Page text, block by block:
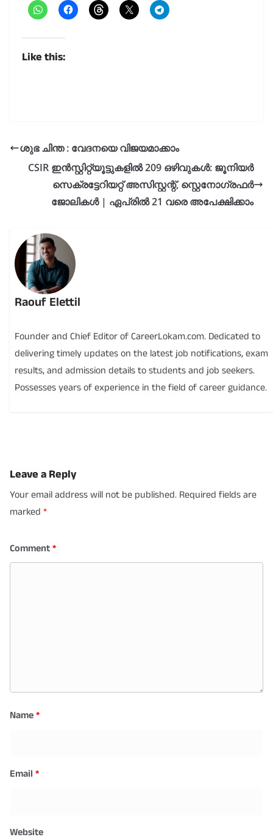
Like this:
ശുഭ ചിന്ത : വേദനയെ വിജയമാക്കാം
CSIR ഇൻസ്റ്റിറ്റ്യൂട്ടുകളിൽ 209 ഒഴിവുകൾ: ജൂനിയർ
സെക്രട്ടേറിയറ്റ് അസിസ്റ്റന്റ്, സ്റ്റെനോഗ്രഫർ
ജോലികൾ | ഏപ്രിൽ 21 വരെ അപേക്ഷിക്കാം
Raouf Elettil
Founder and Chief Editor of CareerLokam.com. Dedicated to
delivering timely updates on the latest job notifications, exam
results, and admission details to students and job seekers.
Possesses years of experience in the field of career guidance.
Leave a Reply
Your email address will not be published. Required fields are
marked *
Comment*
Name*
Email *
Website